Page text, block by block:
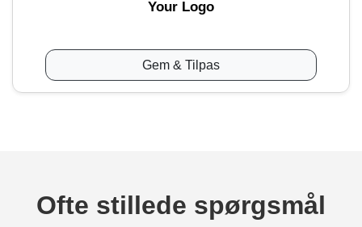
Your Logo
Gem & Tilpas
Ofte stillede spørgsmål